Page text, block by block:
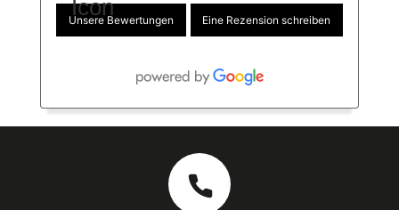
Unsere Bewertungen Eine Rezension schreiben